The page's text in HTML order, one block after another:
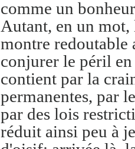
comme un
Autant, en un mot,
montre redoutable
conjurer le péril
contient par la
permanentes, par
par des lois
réduit ainsi peu à